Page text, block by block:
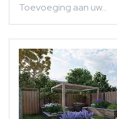
Toevoeging aan uw…